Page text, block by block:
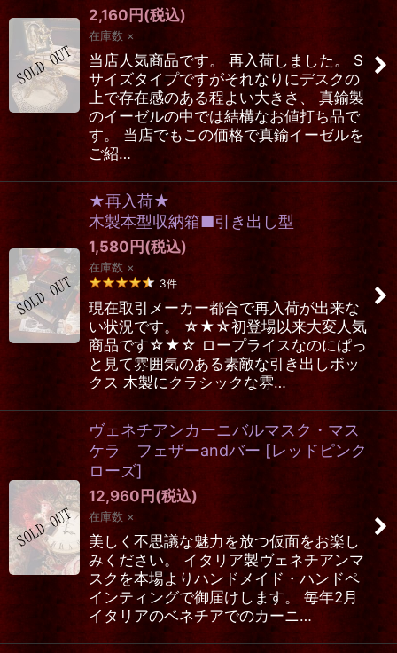
2,160円(税込)
在庫数 ×
当店人気商品です。 再入荷しました。 S
サイズタイプですがそれなりにデスクの
上で存在感のある程よい大きさ、 真鍮製
のイーゼルの中では結構なお値打ち品で
す。 当店でもこの価格で真鍮イーゼルを
ご紹…
★再入荷★
木製本型収納箱■引き出し型
1,580円(税込)
在庫数 ×
3件
現在取引メーカー都合で再入荷が出来な
い状況です。 ☆★☆初登場以来大変人気
商品です☆★☆ ロープライスなのにぱっ
と見て雰囲気のある素敵な引き出しボッ
クス 木製にクラシックな雰…
ヴェネチアンカーニバルマスク・マス
ケラ フェザーandバー [レッドピンク
ローズ]
12,960 円 (税込)
在庫数 ×
美しく不思議な魅力を放つ仮面をお楽し
みください。 イタリア製ヴェネチアンマ
スクを本場よりハンドメイド・ハンドペ
インティングで御届けします。 毎年2月
イタリアのベネチアでのカーニ…